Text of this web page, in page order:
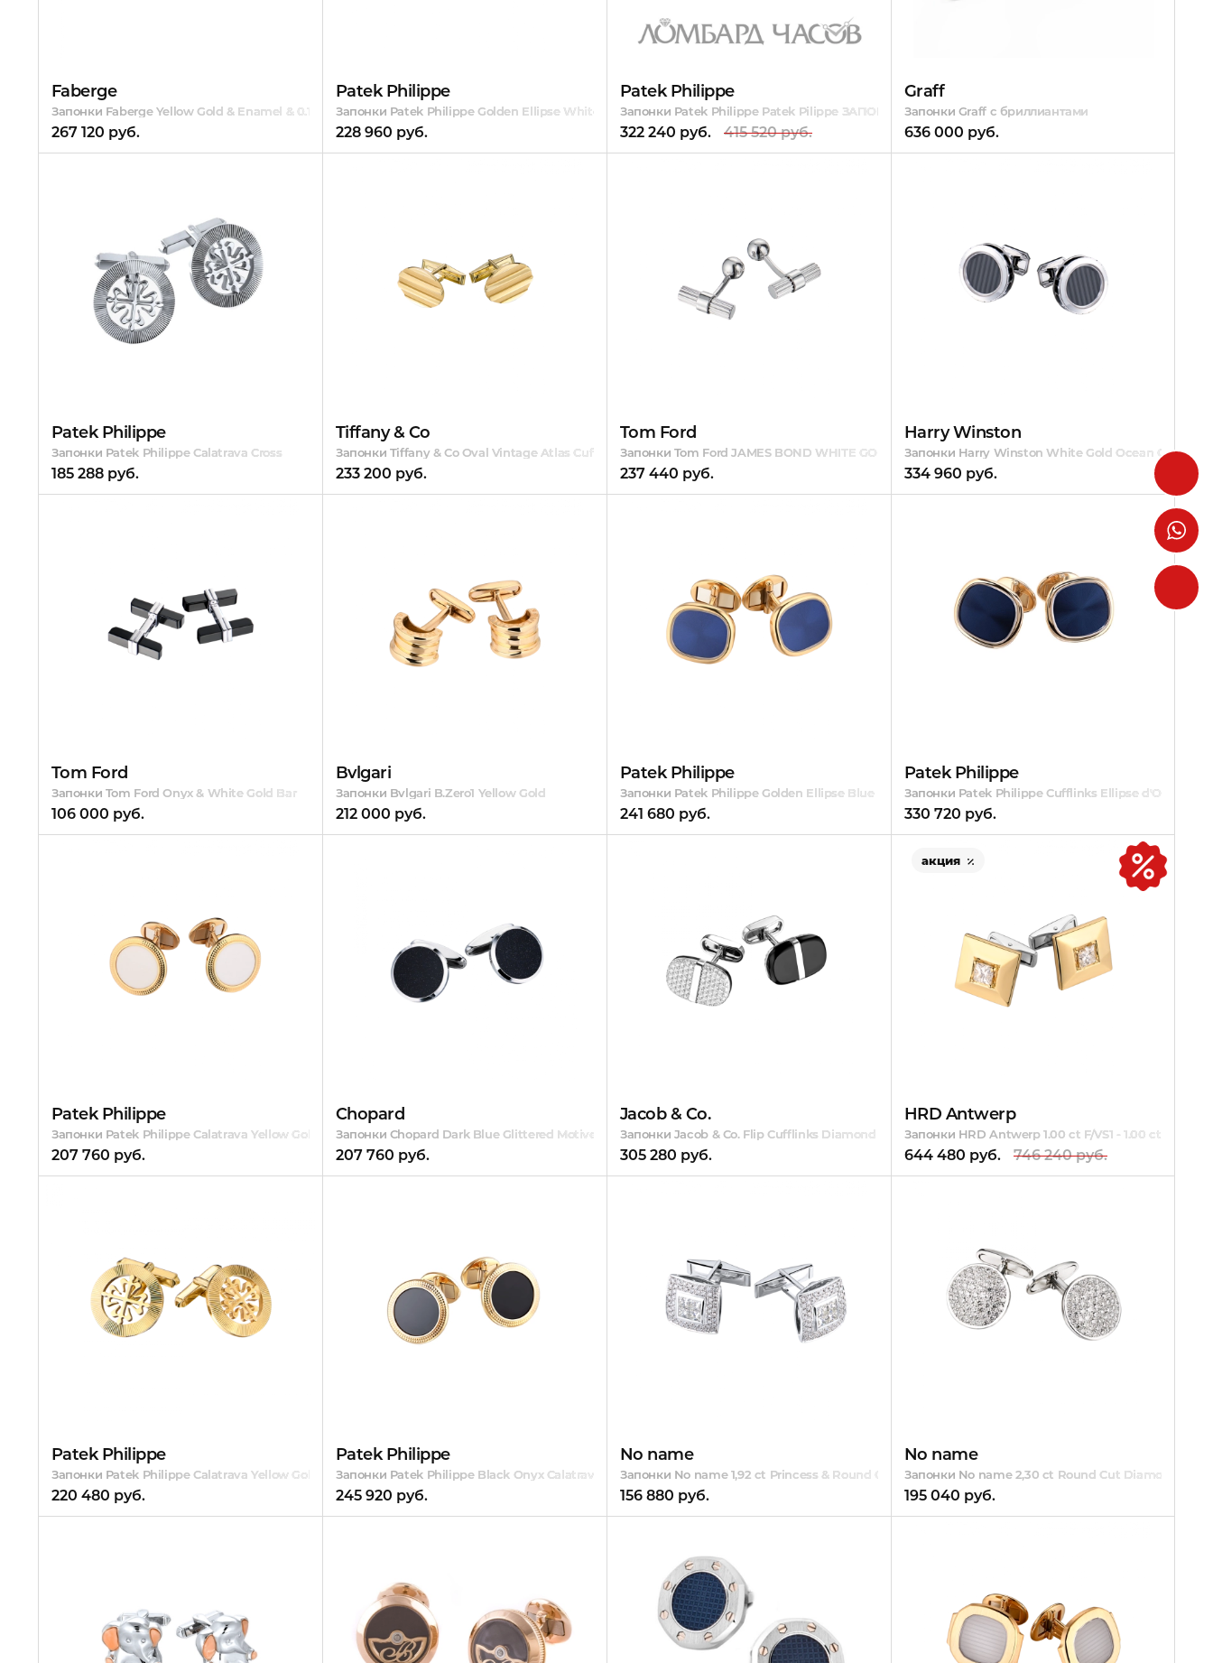
Faberge
Запонки Faberge Yellow Gold & Enamel & 0.10 ct Diamonds
267 120 руб.
Patek Philippe
Запонки Patek Philippe Golden Ellipse White Gold & Blue Enamel
228 960 руб.
Patek Philippe
Запонки Patek Philippe Patek Pilippe ЗАПОНКИ CUFF LINKS GONDOLO
322 240 руб. 415 520 руб.
Graff
Запонки Graff с бриллиантами
636 000 руб.
Patek Philippe
Запонки Patek Philippe Calatrava Cross
185 288 руб.
Tiffany & Co
Запонки Tiffany & Co Oval Vintage Atlas Cufflinks
233 200 руб.
Tom Ford
Запонки Tom Ford JAMES BOND WHITE GOLD
237 440 руб.
Harry Winston
Запонки Harry Winston White Gold Ocean Cufflinks
334 960 руб.
Tom Ford
Запонки Tom Ford Onyx & White Gold Bar
106 000 руб.
Bvlgari
Запонки Bvlgari B.Zero1 Yellow Gold
212 000 руб.
Patek Philippe
Запонки Patek Philippe Golden Ellipse Blue Enamel
241 680 руб.
Patek Philippe
Запонки Patek Philippe Cufflinks Ellipse d'Or Blue XL
330 720 руб.
Patek Philippe
Запонки Patek Philippe Calatrava Yellow Gold
207 760 руб.
Chopard
Запонки Chopard Dark Blue Glittered Motives
207 760 руб.
Jacob & Co.
Запонки Jacob & Co. Flip Cufflinks Diamond & Onyx
305 280 руб.
HRD Antwerp
Запонки HRD Antwerp 1.00 ct F/VS1 - 1.00 ct E/VS1
644 480 руб. 746 240 руб.
акция
Patek Philippe
Запонки Patek Philippe Calatrava Yellow Gold Vintage
220 480 руб.
Patek Philippe
Запонки Patek Philippe Black Onyx Calatrava Yellow Gold
245 920 руб.
No name
Запонки No name 1,92 ct Princess & Round Cut Diamonds White Gold
156 880 руб.
No name
Запонки No name 2,30 ct Round Cut Diamonds &
195 040 руб.